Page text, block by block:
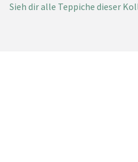
Sieh dir alle Teppiche dieser